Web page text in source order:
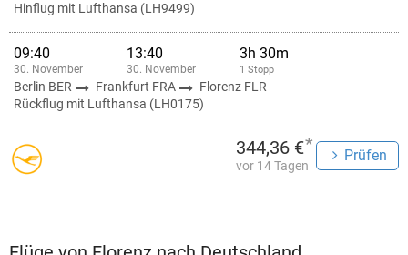
Hinflug mit Lufthansa (LH9499)
09:40
30. November
13:40
30. November
3h 30m
1 Stopp
Berlin BER Frankfurt FRA
Florenz FLR
Rückflug mit Lufthansa (LH0175)
344,36 €*
vor 14 Tagen
Prüfen